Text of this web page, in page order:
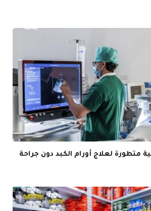
متطورة لعلاج أورام الكبد دون جراحة